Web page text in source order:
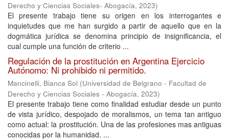
Derecho y Ciencias Sociales- Abogacía, 2023)
El presente trabajo tiene su origen en los interrogantes e
inquietudes que me han surgido a partir de aquello que en la
dogmática jurídica se denomina principio de insignificancia, el
cual cumple una función de criterio ...
Regulación de la prostitución en Argentina Ejercicio
Autónomo: Ni prohibido ni permitido.
Mancinelli, Bianca Sol (Universidad de Belgrano - Facultad de
Derecho y Ciencias Sociales - Abogacía, 2023)
El presente trabajo tiene como finalidad estudiar desde un punto
de vista jurídico, despojado de moralismos, un tema tan antiguo
como actual: la prostitución. Una de las profesiones mas antiguas
conocidas por la humanidad. ...